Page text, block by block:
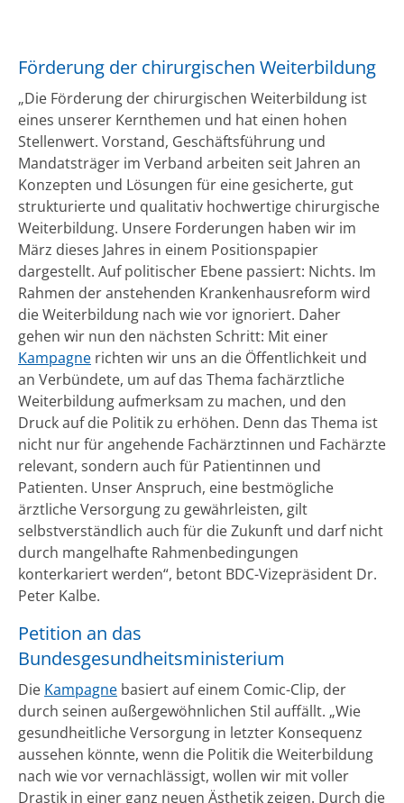
Förderung der chirurgischen Weiterbildung
„Die Förderung der chirurgischen Weiterbildung ist
eines unserer Kernthemen und hat einen hohen
Stellenwert. Vorstand, Geschäftsführung und
Mandatsträger im Verband arbeiten seit Jahren an
Konzepten und Lösungen für eine gesicherte, gut
strukturierte und qualitativ hochwertige chirurgische
Weiterbildung. Unsere Forderungen haben wir im
März dieses Jahres in einem Positionspapier
dargestellt. Auf politischer Ebene passiert: Nichts. Im
Rahmen der anstehenden Krankenhausreform wird
die Weiterbildung nach wie vor ignoriert. Daher
gehen wir nun den nächsten Schritt: Mit einer
Kampagne richten wir uns an die Öffentlichkeit und
an Verbündete, um auf das Thema fachärztliche
Weiterbildung aufmerksam zu machen, und den
Druck auf die Politik zu erhöhen. Denn das Thema ist
nicht nur für angehende Fachärztinnen und Fachärzte
relevant, sondern auch für Patientinnen und
Patienten. Unser Anspruch, eine bestmögliche
ärztliche Versorgung zu gewährleisten, gilt
selbstverständlich auch für die Zukunft und darf nicht
durch mangelhafte Rahmenbedingungen
konterkariert werden“, betont BDC-Vizepräsident Dr.
Peter Kalbe.
Petition an das
Bundesgesundheitsministerium
Die Kampagne basiert auf einem Comic-Clip, der
durch seinen außergewöhnlichen Stil auffällt. „Wie
gesundheitliche Versorgung in letzter Konsequenz
aussehen könnte, wenn die Politik die Weiterbildung
nach wie vor vernachlässigt, wollen wir mit voller
Drastik in einer ganz neuen Ästhetik zeigen. Durch die